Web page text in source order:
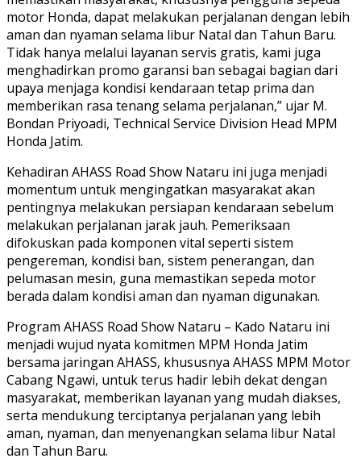
motor Honda, dapat melakukan perjalanan dengan lebih
aman dan nyaman selama libur Natal dan Tahun Baru.
Tidak hanya melalui layanan servis gratis, kami juga
menghadirkan promo garansi ban sebagai bagian dari
upaya menjaga kondisi kendaraan tetap prima dan
memberikan rasa tenang selama perjalanan,” ujar M.
Bondan Priyoadi, Technical Service Division Head MPM
Honda Jatim.
Kehadiran AHASS Road Show Nataru ini juga menjadi
momentum untuk mengingatkan masyarakat akan
pentingnya melakukan persiapan kendaraan sebelum
melakukan perjalanan jarak jauh. Pemeriksaan
difokuskan pada komponen vital seperti sistem
pengereman, kondisi ban, sistem penerangan, dan
pelumasan mesin, guna memastikan sepeda motor
berada dalam kondisi aman dan nyaman digunakan.
Program AHASS Road Show Nataru – Kado Nataru ini
menjadi wujud nyata komitmen MPM Honda Jatim
bersama jaringan AHASS, khususnya AHASS MPM Motor
Cabang Ngawi, untuk terus hadir lebih dekat dengan
masyarakat, memberikan layanan yang mudah diakses,
serta mendukung terciptanya perjalanan yang lebih
aman, nyaman, dan menyenangkan selama libur Natal
dan Tahun Baru.